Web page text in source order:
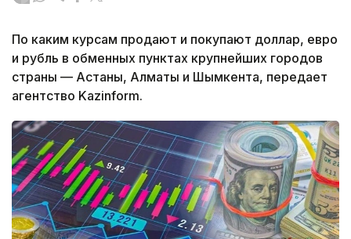
По каким курсам продают и покупают доллар, евро
и рубль в обменных пунктах крупнейших городов
страны — Астаны, Алматы и Шымкента, передает
агентство Kazinform.